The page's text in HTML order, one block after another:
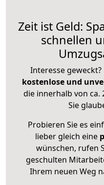
Zeit ist Geld:
schnellen
Interesse geweckt?
kostenlose und
die innerhalb von ca.
Sie
Probieren Sie es
lieber gleich eine
wünschen, rufen
geschulten
Ihrem neuen Weg